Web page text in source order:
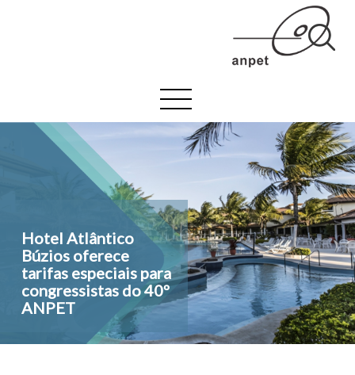
Hotel Atlântico
Búzios oferece
tarifas especiais para
congressistas do 40º
ANPET
Site do 40º ANPET
está no ar!